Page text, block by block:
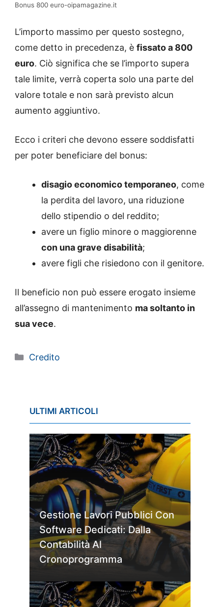
Bonus 800 euro-oipamagazine.it
L’importo massimo per questo sostegno,
come detto in precedenza, è fissato a 800
euro. Ciò significa che se l’importo supera
tale limite, verrà coperta solo una parte del
valore totale e non sarà previsto alcun
aumento aggiuntivo.
Ecco i criteri che devono essere soddisfatti
per poter beneficiare del bonus:
disagio economico temporaneo, come
la perdita del lavoro, una riduzione
dello stipendio o del reddito;
avere un figlio minore o maggiorenne
con una grave disabilità;
avere figli che risiedono con il genitore.
Il beneficio non può essere erogato insieme
all’assegno di mantenimento ma soltanto in
sua vece.
Categorie
Credito
ULTIMI ARTICOLI
Gestione Lavori Pubblici Con
Software Dedicati: Dalla
Contabilità Al
Cronoprogramma